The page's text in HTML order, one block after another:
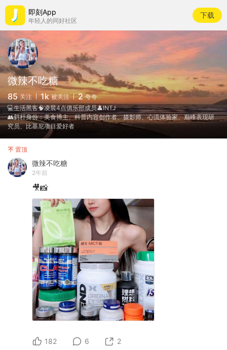
即刻App
年轻人的同好社区
下载
微辣不吃糖
85 关注 1k 被关注 2 夸夸
💻生活黑客🧠凌晨4点俱乐部成员👤INTJ
👥斜杆身份：美食博主、科普内容创作者、摄影师、心流体验家、巅峰表现研
究员、比基尼项目爱好者
置顶
微辣不吃糖
2年前
🎥📸
182 6 2